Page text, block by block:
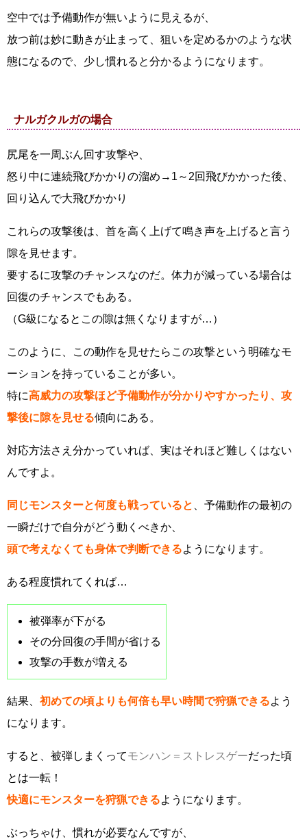
空中では予備動作が無いように見えるが、
放つ前は妙に動きが止まって、狙いを定めるかのような状
態になるので、少し慣れると分かるようになります。
ナルガクルガの場合
尻尾を一周ぶん回す攻撃や、
怒り中に連続飛びかかりの溜め→1～2回飛びかかった後、
回り込んで大飛びかかり
これらの攻撃後は、首を高く上げて鳴き声を上げると言う
隙を見せます。
要するに攻撃のチャンスなのだ。体力が減っている場合は
回復のチャンスでもある。
（G級になるとこの隙は無くなりますが…）
このように、この動作を見せたらこの攻撃という明確なモ
ーションを持っていることが多い。
特に高威力の攻撃ほど予備動作が分かりやすかったり、攻
撃後に隙を見せる傾向にある。
対応方法さえ分かっていれば、実はそれほど難しくはない
んですよ。
同じモンスターと何度も戦っていると
、予備動作の最初の
一瞬だけで自分がどう動くべきか、
頭で考えなくても身体で判断できるようになります。
ある程度慣れてくれば…
被弾率が下がる
その分回復の手間が省ける
攻撃の手数が増える
結果、 初めての頃よりも何倍も早い時間で狩猟できるよう
になります。
すると、被弾しまくってモンハン＝ストレスゲーだった頃
とは一転！
快適にモンスターを狩猟できるようになります。
ぶっちゃけ、慣れが必要なんですが、